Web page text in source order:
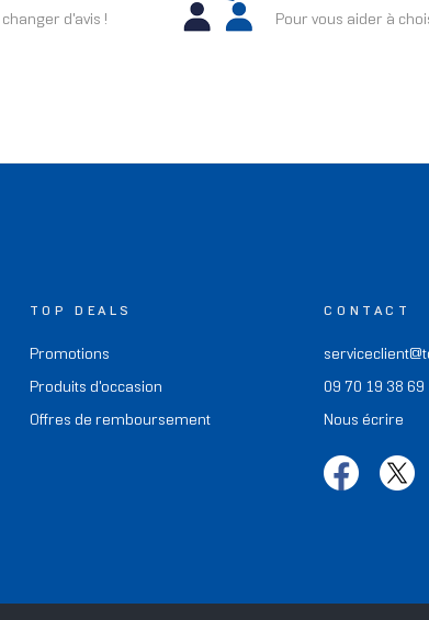
d'avis ! Pour vous aider à
TOP DEALS
Promotions
Produits d'occasion
Offres de remboursement
CONTACT
09 70 19 38 69
Nous écrire